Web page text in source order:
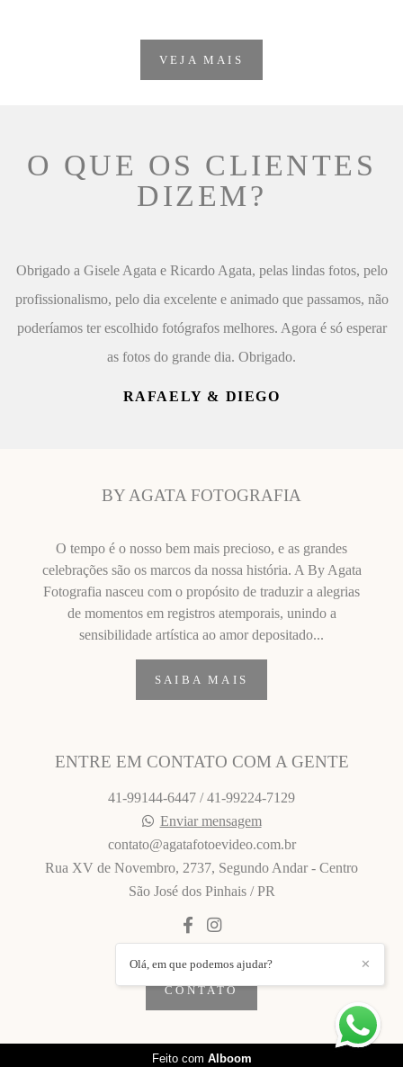
VEJA MAIS
O QUE OS CLIENTES
DIZEM?
Obrigado a Gisele Agata e Ricardo Agata, pelas lindas fotos, pelo
profissionalismo, pelo dia excelente e animado que passamos, não
poderíamos ter escolhido fotógrafos melhores. Agora é só esperar
as fotos do grande dia. Obrigado.
RAFAELY & DIEGO
BY AGATA FOTOGRAFIA
O tempo é o nosso bem mais precioso, e as grandes
celebrações são os marcos da nossa história. A By Agata
Fotografia nasceu com o propósito de traduzir a alegrias
de momentos em registros atemporais, unindo a
sensibilidade artística ao amor depositado...
SAIBA MAIS
ENTRE EM CONTATO COM A GENTE
41-99144-6447 / 41-99224-7129
Enviar mensagem
contato@agatafotoevideo.com.br
Rua XV de Novembro, 2737, Segundo Andar - Centro
São José dos Pinhais / PR
CONTATO
✕
Olá, em que podemos ajudar?
Feito com Alboom